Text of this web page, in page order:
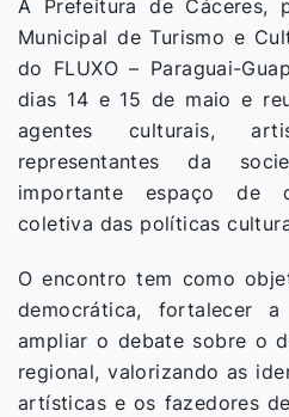
A Prefeitura de Cáceres,
Municipal de Turismo e
do FLUXO – Paraguai-
dias 14 e 15 de maio e
agentes culturais,
representantes da
importante espaço de
coletiva das políticas
O encontro tem como
democrática, fortalecer
ampliar o debate sobre o
regional, valorizando as
artísticas e os fazedores